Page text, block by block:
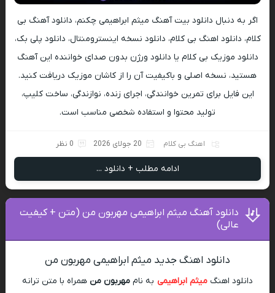
اگر به دنبال دانلود بیت آهنگ میثم ابراهیمی چکنم، دانلود آهنگ بی
کلام، دانلود اهنگ بی کلام، دانلود نسخه اینسترومنتال، دانلود پلی بک،
دانلود موزیک بی کلام یا دانلود ورژن بدون صدای خواننده این آهنگ
هستید، نسخه اصلی و باکیفیت آن را از کاشان موزیک دریافت کنید.
این فایل برای تمرین خوانندگی، اجرای زنده، نوازندگی، ساخت کلیپ،
تولید محتوا و استفاده شخصی مناسب است.
اهنگ بی کلام 20 جولای 2026 0 نظر
ادامه مطلب + دانلود ...
دانلود آهنگ میثم ابراهیمی مهربون من (متن + کیفیت
عالی)
دانلود اهنگ جدید میثم ابراهیمی مهربون من
دانلود اهنگ میثم ابراهیمی به نام مهربون من همراه با متن ترانه